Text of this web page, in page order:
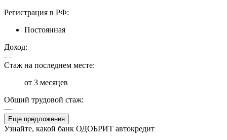
Регистрация в РФ:
Постоянная
Доход:
—
Стаж на последнем месте:
от 3 месяцев
Общий трудовой стаж:
—
Еще предложения
Узнайте, какой банк ОДОБРИТ автокредит